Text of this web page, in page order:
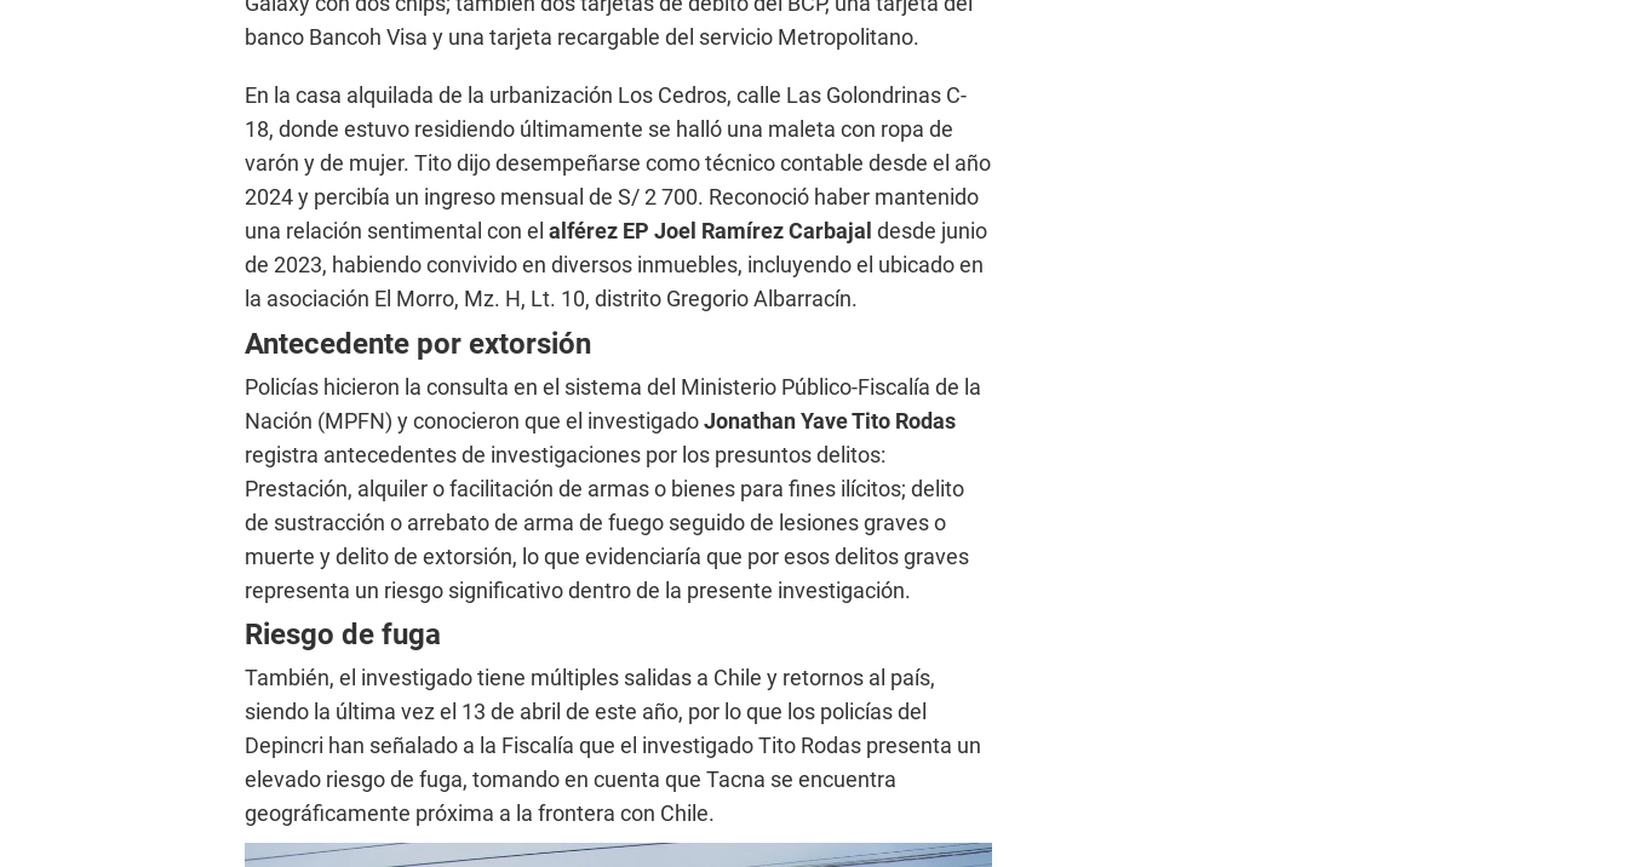
banco Bancoh Visa y una tarjeta recargable del servicio Metropolitano.
En la casa alquilada de la urbanización Los Cedros, calle Las Golondrinas C-
18, donde estuvo residiendo últimamente se halló una maleta con ropa de
varón y de mujer. Tito dijo desempeñarse como técnico contable desde el año
2024 y percibía un ingreso mensual de S/ 2 700. Reconoció haber mantenido
una relación sentimental con el alférez EP Joel Ramírez Carbajal desde junio
de 2023, habiendo convivido en diversos inmuebles, incluyendo el ubicado en
la asociación El Morro, Mz. H, Lt. 10, distrito Gregorio Albarracín.
Antecedente por extorsión
Policías hicieron la consulta en el sistema del Ministerio Público-Fiscalía de la
Nación (MPFN) y conocieron que el investigadoJonathan Yave Tito Rodas
registra antecedentes de investigaciones por los presuntos delitos:
Prestación, alquiler o facilitación de armas o bienes para fines ilícitos; delito
de sustracción o arrebato de arma de fuego seguido de lesiones graves o
muerte y delito de extorsión, lo que evidenciaría que por esos delitos graves
representa un riesgo significativo dentro de la presente investigación.
Riesgo de fuga
También, el investigado tiene múltiples salidas a Chile y retornos al país,
siendo la última vez el 13 de abril de este año, por lo que los policías del
Depincri han señalado a la Fiscalía que el investigado Tito Rodas presenta un
elevado riesgo de fuga, tomando en cuenta que Tacna se encuentra
geográficamente próxima a la frontera con Chile.